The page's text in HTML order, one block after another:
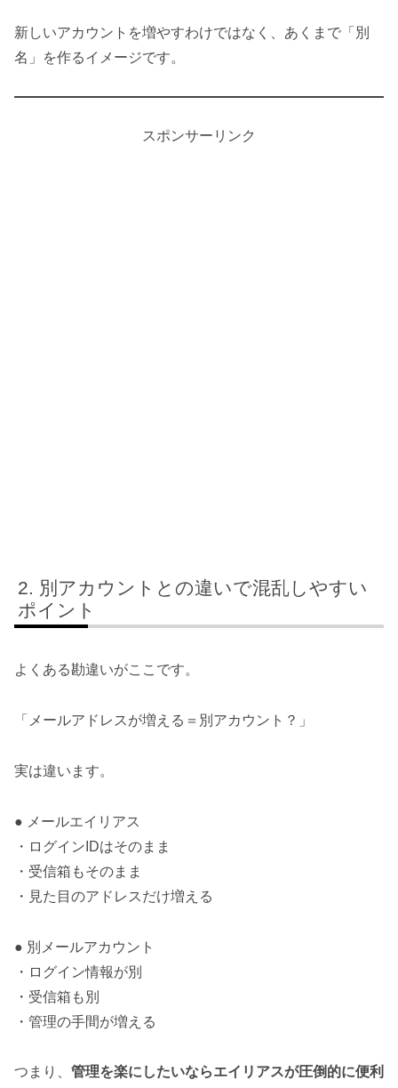
新しいアカウントを増やすわけではなく、あくまで「別
名」を作るイメージです。
スポンサーリンク
別アカウントとの違いで混乱しやすい
ポイント
よくある勘違いがここです。
「メールアドレスが増える＝別アカウント？」
実は違います。
● メールエイリアス
・ログインIDはそのまま
・受信箱もそのまま
・見た目のアドレスだけ増える
● 別メールアカウント
・ログイン情報が別
・受信箱も別
・管理の手間が増える
つまり、 管理を楽にしたいならエイリアスが圧倒的に便利